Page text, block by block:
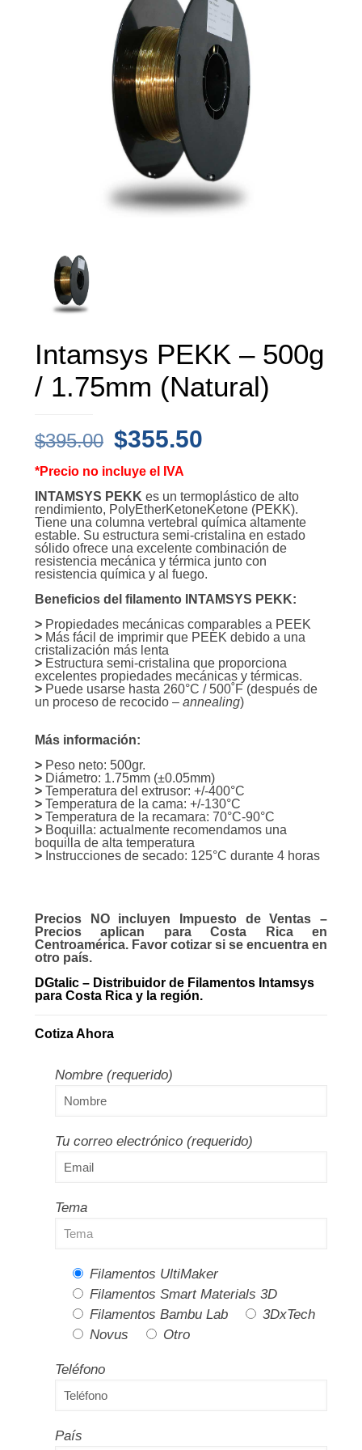
Intamsys PEKK – 500g
/ 1.75mm (Natural)
$395.00 El
precio
original
era:
$395.00.
$355.50
actual
es:
$355.50.
*Precio no incluye el IVA
INTAMSYS PEKK es un termoplástico de alto
rendimiento, PolyEtherKetoneKetone (PEKK).
Tiene una columna vertebral química altamente
estable. Su estructura semi-cristalina en estado
sólido ofrece una excelente combinación de
resistencia mecánica y térmica junto con
resistencia química y al fuego.
Beneficios del filamento INTAMSYS PEKK:
> Propiedades mecánicas comparables a PEEK
> Más fácil de imprimir que PEEK debido a una
cristalización más lenta
> Estructura semi-cristalina que proporciona
excelentes propiedades mecánicas y térmicas.
> Puede usarse hasta 260°C / 500˚F (después de
un proceso de recocido – annealing)
Más información:
> Peso neto: 500gr.
> Diámetro: 1.75mm (±0.05mm)
> Temperatura del extrusor: +/-400°C
> Temperatura de la cama: +/-130°C
> Temperatura de la recamara: 70°C-90°C
> Boquilla: actualmente recomendamos una
boquilla de alta temperatura
> Instrucciones de secado: 125°C durante 4 horas
Precios NO incluyen Impuesto de Ventas –
Precios aplican para Costa Rica en
Centroamérica. Favor cotizar si se encuentra en
otro país.
DGtalic – Distribuidor de Filamentos Intamsys
para Costa Rica y la región.
Cotiza Ahora
Nombre (requerido)
Tu correo electrónico (requerido)
Tema
Filamentos UltiMaker
Filamentos Smart Materials 3D
Filamentos Bambu Lab
3DxTech
Novus
Otro
Teléfono
País